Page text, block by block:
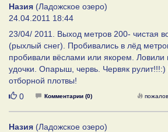
Назия (Ладожское озеро)
24.04.2011 18:44
23/04/ 2011. Выход метров 200- чистая
(рыхлый снег). Пробивались в лёд
пробивали вёслами или якорем. Ловили
удочки. Опарыш, червь. Червяк рулит!!!:)
отборной плотвы!
Нравится
0 Комментарии (0)
Назия (Ладожское озеро)